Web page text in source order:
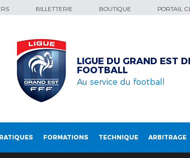
BILLETTERIE BOUTIQUE PORTAIL
LIGUE DU GRAND EST
FOOTBALL
Au service du football
FORMATIONS TECHNIQUE ARBITRAGE